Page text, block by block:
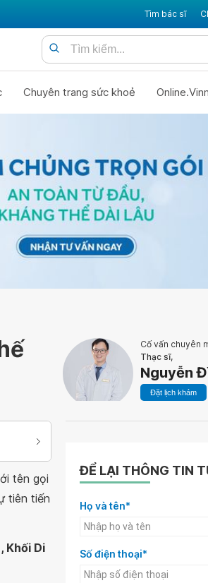
Tìm bác sĩ
Chuyên trang sức khoẻ
Cố vấn chuyên
Thạc sĩ,
Nguyễn
Đặt lịch khám
tên gọi
tiên tiến
Khối Di
ĐỂ LẠI THÔNG TIN
Họ và tên*
Số điện thoại*